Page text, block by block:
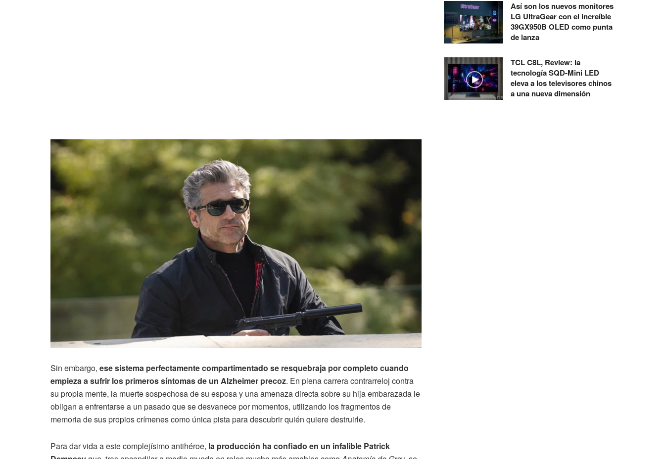
Sin embargo, ese sistema perfectamente compartimentado se resquebraja por completo cuando
empieza a sufrir los primeros síntomas de un Alzheimer precoz. En plena carrera contrarreloj contra
su propia mente, la muerte sospechosa de su esposa y una amenaza directa sobre su hija embarazada le
obligan a enfrentarse a un pasado que se desvanece por momentos, utilizando los fragmentos de
memoria de sus propios crímenes como única pista para descubrir quién quiere destruirle.
Para dar vida a este complejísimo antihéroe, la producción ha confiado en un infalible Patrick
Así son los nuevos monitores
LG UltraGear con el increíble
39GX950B OLED como punta
de lanza
TCL C8L, Review: la
tecnología SQD-Mini LED
eleva a los televisores chinos
a una nueva dimensión